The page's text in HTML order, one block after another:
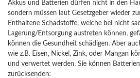
Akkus und Batterien dürfen nicht in den
sondern müssen laut Gesetzgeber wieder
Enthaltene Schadstoffe, welche bei nicht
Lagerung/Entsorgung austreten können,
können die Gesundheit schädigen. Aber
wie z.B. Eisen, Nickel, Zink, oder Mangan
und verwertet werden. Sie können
zurücksenden: